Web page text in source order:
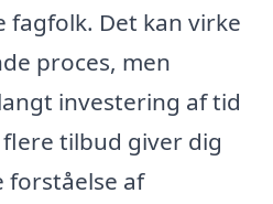
Det kan virke
proces, men
investering af tid
tilbud giver dig
forståelse af